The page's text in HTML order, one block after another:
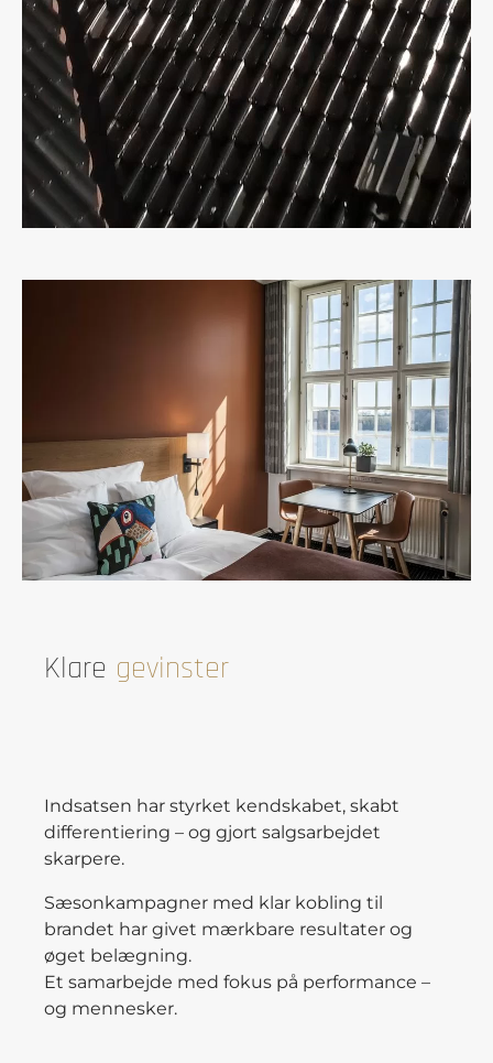
Klare gevinster
Indsatsen har styrket kendskabet, skabt
differentiering – og gjort salgsarbejdet
skarpere.
Sæsonkampagner med klar kobling til
brandet har givet mærkbare resultater og
øget belægning.
Et samarbejde med fokus på performance –
og mennesker.